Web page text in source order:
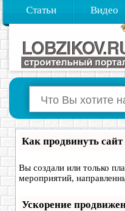
Статьи Видео
Как продвинуть
Вы создали или только
мероприятий,
Ускорение